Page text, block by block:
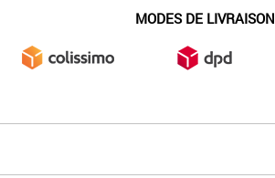
MODES DE LIVRAISON